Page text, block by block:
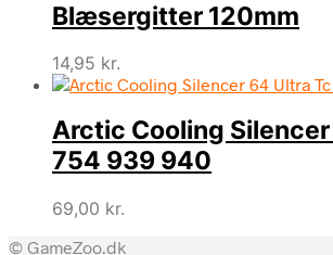
Blæsergitter 120mm
14,95 kr.
Arctic Cooling
754 939 940
69,00 kr.
© GameZoo.dk